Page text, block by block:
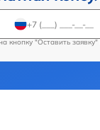
кнопку "Оставить